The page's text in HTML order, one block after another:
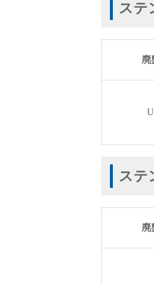
お問い合わせ
ステ
廃
ステ
廃